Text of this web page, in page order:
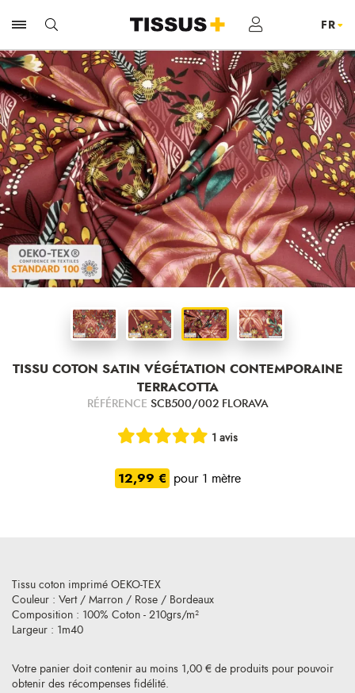
TISSU COTON SATIN VÉGÉTATION CONTEMPORAINE
TERRACOTTA
RÉFÉRENCE SCB500/002 FLORAVA
1 avis
12,99 € pour 1 mètre
Votre panier doit contenir au moins 1,00 € de produits pour pouvoir
obtenir des récompenses fidélité.
Tissu coton imprimé OEKO-TEX
Couleur : Vert / Marron / Rose / Bordeaux
Composition : 100% Coton - 210grs/m²
Largeur : 1m40